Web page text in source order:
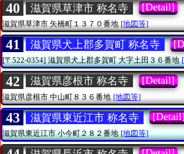
40 滋賀県草津市 称名寺 [Detail]
滋賀県草津市矢橋町１３７０番地 [地図等]
41 滋賀県犬上郡多賀町 称名寺
[〒522-0354] 滋賀県犬上郡多賀町大字土田３６番地
42 滋賀県彦根市 称名寺 [Detail]
滋賀県彦根市 中山町８３６番地 [地図等]
43 滋賀県東近江市 称名寺
滋賀県東近江市小今町２８２番地 [地図等]